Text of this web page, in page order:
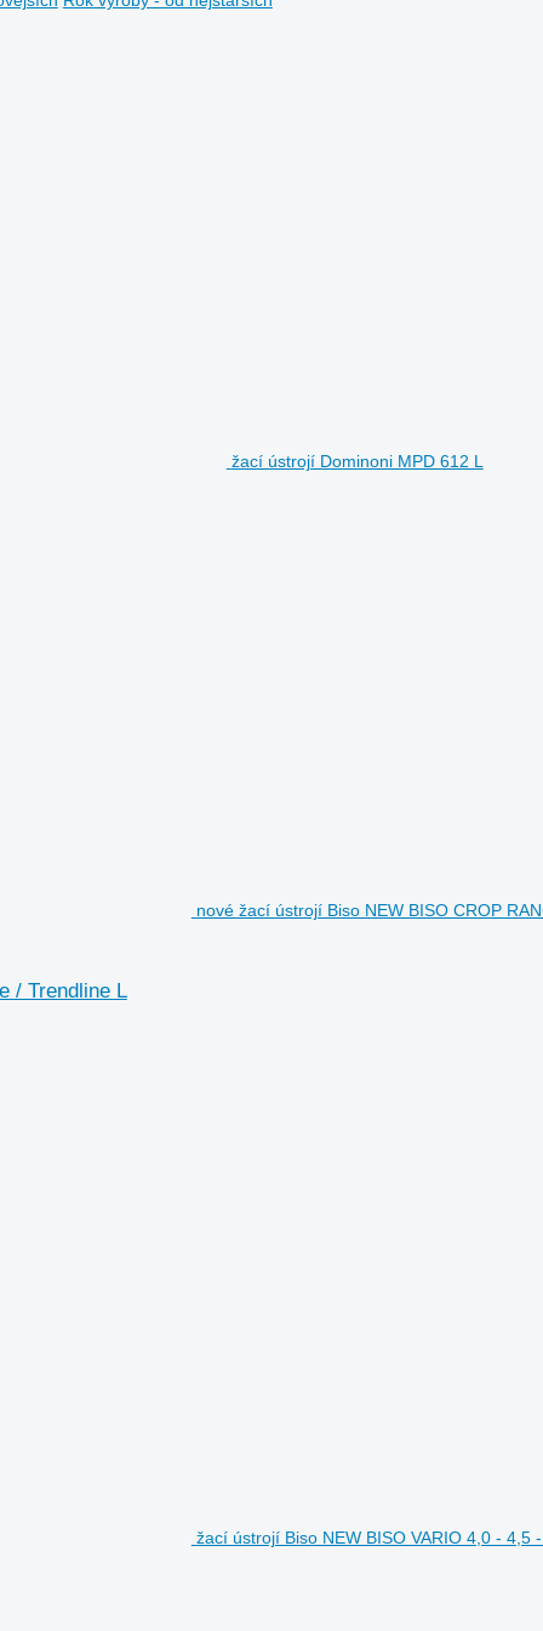
žací ústrojí Dominoni MPD 612 L
nové žací ústrojí Biso NEW BISO CROP
/ Trendline L
žací ústrojí Biso NEW BISO VARIO 4,0 - 4,5